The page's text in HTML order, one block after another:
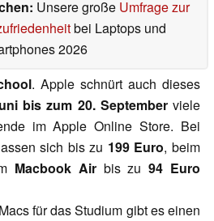
Unsere große Umfrage zur
bei Laptops und
2026
. Apple schnürt auch dieses
bis zum 20. Septemberviele
im Apple Online Store. Bei
sich bis zu 199 Euro, beim
Macbook Airbis zu94 Euro
für das Studium gibt es einen